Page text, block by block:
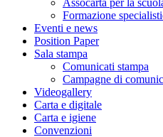
Assocarta per la
Formazione
Eventi e news
Position Paper
Sala stampa
Comunicati stampa
Campagne di
Videogallery
Carta e digitale
Carta e igiene
Convenzioni